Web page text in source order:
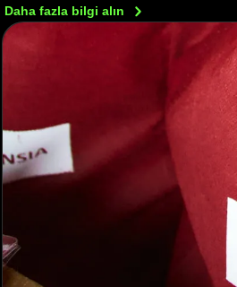
Daha fazla bilgi alın